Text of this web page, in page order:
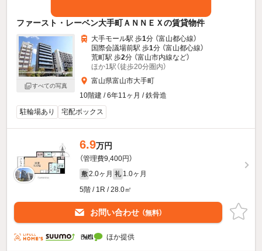
ファースト・レーベン大手町ＡＮＮＥＸの賃貸物件
すべての写真
大手モール駅 歩1分 （富山都心線）
国際会議場前駅 歩1分 （富山都心線）
荒町駅 歩2分 （富山市内線など）
ほか1駅（徒歩20分圏内）
富山県富山市大手町
10階建 / 6年11ヶ月 / 鉄骨造
駐輪場あり
宅配ボックス
6.9万円
（管理費9,400円）
敷 2.0ヶ月 礼 1.0ヶ月
5階 / 1R / 28.0㎡
お問い合わせ （無料）
ほか提供